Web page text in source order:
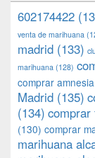
602174422
venta de marihuana
madrid (133)
marihuana (128)
comprar
Madrid (135)
(134) comprar
(130) comprar
marihuana